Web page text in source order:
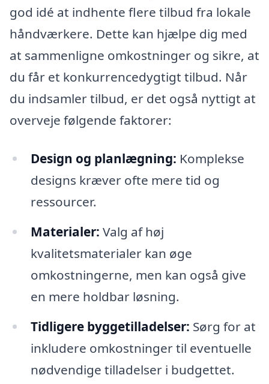
god idé at indhente flere tilbud fra lokale
håndværkere. Dette kan hjælpe dig med
at sammenligne omkostninger og sikre, at
du får et konkurrencedygtigt tilbud. Når
du indsamler tilbud, er det også nyttigt at
overveje følgende faktorer:
Design og planlægning: Komplekse
designs kræver ofte mere tid og
ressourcer.
Materialer: Valg af høj
kvalitetsmaterialer kan øge
omkostningerne, men kan også give
en mere holdbar løsning.
Tidligere byggetilladelser: Sørg for at
inkludere omkostninger til eventuelle
nødvendige tilladelser i budgettet.